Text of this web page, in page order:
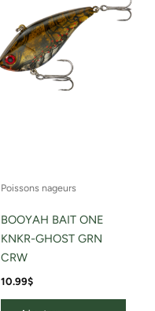
Poissons nageurs
BOOYAH BAIT ONE
KNKR-GHOST GRN
CRW
10.99$